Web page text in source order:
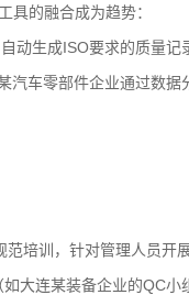
具的融合成为趋势：
动生成ISO要求的质量
汽车零部件企业通过数
培训，针对管理人员开
大连某装备企业的QC小